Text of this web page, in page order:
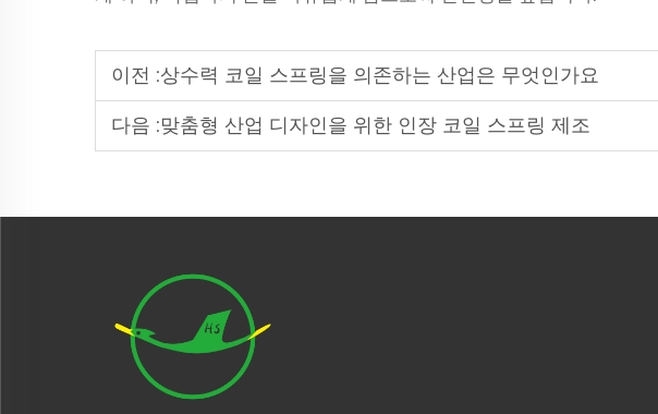
이전 :상수력 코일 스프링을 의존하는 산업은 무엇인가요
다음 :맞춤형 산업 디자인을 위한 인장 코일 스프링 제조